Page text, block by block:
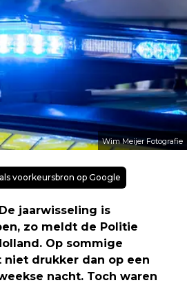
Wim Meijer Fotografie
voorkeursbron op Google
jaarwisseling is
zo meldt de Politie
Op sommige
niet drukker dan op een
nacht. Toch waren